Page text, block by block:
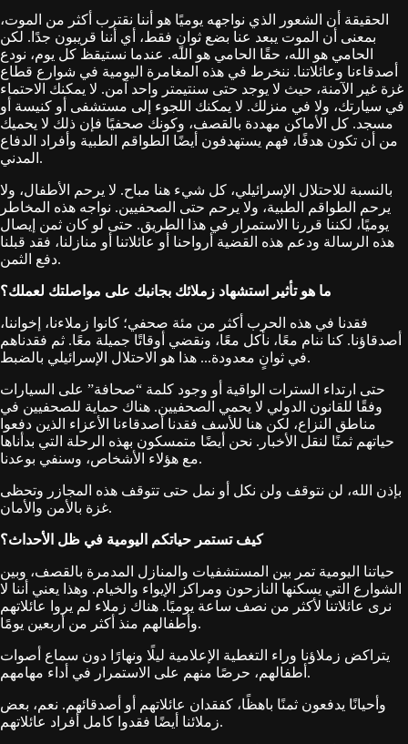
الحقيقة أن الشعور الذي نواجهه يوميًا هو أننا نقترب أكثر من الموت،
بمعنى أن الموت يبعد عنا بضع ثوانٍ فقط، أي أننا قريبون جدًا. لكن
الحامي هو الله، حقًا الحامي هو الله. عندما نستيقظ كل يوم، نودع
أصدقاءنا وعائلاتنا. ننخرط في هذه المغامرة اليومية في شوارع قطاع
غزة غير الآمنة، حيث لا يوجد حتى سنتيمتر واحد آمن. لا يمكنك الاحتماء
في سيارتك، ولا في منزلك. لا يمكنك اللجوء إلى مستشفى أو كنيسة أو
مسجد. كل الأماكن مهددة بالقصف، وكونك صحفيًا فإن ذلك لا يحميك
من أن تكون هدفًا، فهم يستهدفون أيضًا الطواقم الطبية وأفراد الدفاع
المدني.
بالنسبة للاحتلال الإسرائيلي، كل شيء هنا مباح. لا يرحم الأطفال، ولا
يرحم الطواقم الطبية، ولا يرحم حتى الصحفيين. نواجه هذه المخاطر
يوميًا، لكننا قررنا الاستمرار في هذا الطريق. حتى لو كان ثمن إيصال
هذه الرسالة ودعم هذه القضية أرواحنا أو عائلاتنا أو منازلنا، فقد قبلنا
دفع الثمن.
ما هو تأثير استشهاد زملائك بجانبك على مواصلتك لعملك؟
فقدنا في هذه الحرب أكثر من مئة صحفي؛ كانوا زملاءنا، إخواننا،
أصدقاؤنا. كنا ننام معًا، نأكل معًا، ونقضي أوقاتًا جميلة معًا. ثم فقدناهم
في ثوانٍ معدودة... هذا هو الاحتلال الإسرائيلي بالضبط.
حتى ارتداء السترات الواقية أو وجود كلمة “صحافة” على السيارات
وفقًا للقانون الدولي لا يحمي الصحفيين. هناك حماية للصحفيين في
مناطق النزاع، لكن هنا للأسف فقدنا أصدقاءنا الأعزاء الذين دفعوا
حياتهم ثمنًا لنقل الأخبار. نحن أيضًا متمسكون بهذه الرحلة التي بدأناها
مع هؤلاء الأشخاص، وسنفي بوعدنا.
بإذن الله، لن نتوقف ولن نكل أو نمل حتى تتوقف هذه المجازر وتحظى
غزة بالأمن والأمان.
كيف تستمر حياتكم اليومية في ظل الأحداث؟
حياتنا اليومية تمر بين المستشفيات والمنازل المدمرة بالقصف، وبين
الشوارع التي يسكنها النازحون ومراكز الإيواء والخيام. وهذا يعني أننا لا
نرى عائلاتنا لأكثر من نصف ساعة يوميًا. هناك زملاء لم يروا عائلاتهم
وأطفالهم منذ أكثر من أربعين يومًا.
يتراكض زملاؤنا وراء التغطية الإعلامية ليلًا ونهارًا دون سماع أصوات
أطفالهم، حرصًا منهم على الاستمرار في أداء مهامهم.
وأحيانًا يدفعون ثمنًا باهظًا، كفقدان عائلاتهم أو أصدقائهم. نعم، بعض
زملائنا أيضًا فقدوا كامل أفراد عائلاتهم.